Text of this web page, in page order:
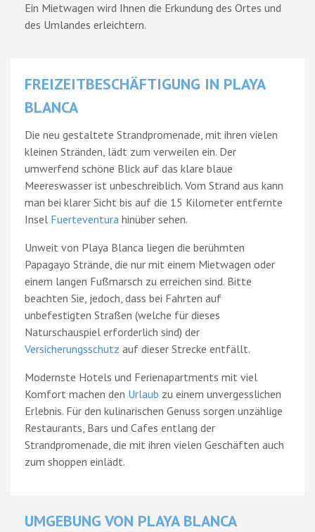
Ein Mietwagen wird Ihnen die Erkundung des Ortes und
des Umlandes erleichtern.
FREIZEITBESCHÄFTIGUNG IN PLAYA
BLANCA
Die neu gestaltete Strandpromenade, mit ihren vielen
kleinen Stränden, lädt zum verweilen ein. Der
umwerfend schöne Blick auf das klare blaue
Meereswasser ist unbeschreiblich. Vom Strand aus kann
man bei klarer Sicht bis auf die 15 Kilometer entfernte
Insel Fuerteventura hinüber sehen.
Unweit von Playa Blanca liegen die berühmten
Papagayo Strände, die nur mit einem Mietwagen oder
einem langen Fußmarsch zu erreichen sind. Bitte
beachten Sie, jedoch, dass bei Fahrten auf
unbefestigten Straßen (welche für dieses
Naturschauspiel erforderlich sind) der
Versicherungsschutz auf dieser Strecke entfällt.
Modernste Hotels und Ferienapartments mit viel
Komfort machen den Urlaub zu einem unvergesslichen
Erlebnis. Für den kulinarischen Genuss sorgen unzählige
Restaurants, Bars und Cafes entlang der
Strandpromenade, die mit ihren vielen Geschäften auch
zum shoppen einlädt.
UMGEBUNG VON PLAYA BLANCA